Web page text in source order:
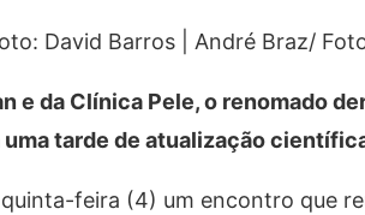
David Barros | André Braz/
e da Clínica Pele, o renomado
tarde de atualização
feira (4) um encontro que